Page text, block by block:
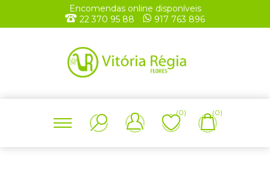
Encomendas online disponíveis
22 370 95 88
917 763 896
(0) (0)